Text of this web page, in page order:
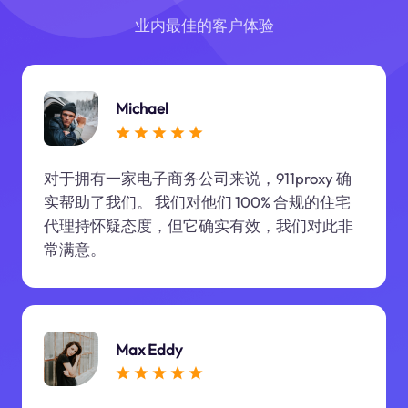
业内最佳的客户体验
Michael
对于拥有一家电子商务公司来说，911proxy 确
实帮助了我们。 我们对他们 100% 合规的住宅
代理持怀疑态度，但它确实有效，我们对此非
常满意。
Max Eddy